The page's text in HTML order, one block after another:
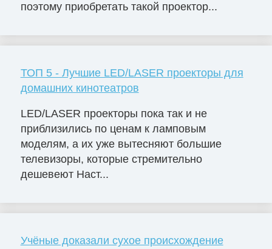
поэтому приобретать такой проектор...
ТОП 5 - Лучшие LED/LASER проекторы для
домашних кинотеатров
LED/LASER проекторы пока так и не
приблизились по ценам к ламповым
моделям, а их уже вытесняют большие
телевизоры, которые стремительно
дешевеют Наст...
Учёные доказали сухое происхождение